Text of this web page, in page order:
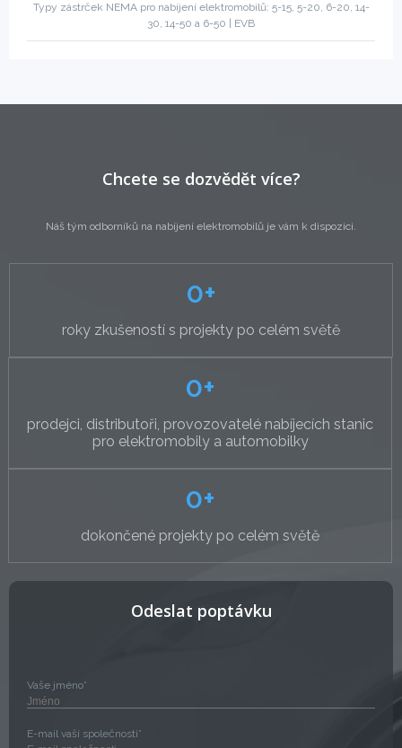
Typy zástrček NEMA pro nabíjení elektromobilů: 5-15, 5-20, 6-20, 14-
30, 14-50 a 6-50 | EVB
Chcete se dozvědět více?
Náš tým odborníků na nabíjení elektromobilů je vám k dispozici.
0+
roky zkušeností s projekty po celém světě
0+
prodejci, distributoři, provozovatelé nabíjecích stanic
pro elektromobily a automobilky
0+
dokončené projekty po celém světě
Odeslat poptávku
Vaše jméno*
E-mail vaší společnosti*